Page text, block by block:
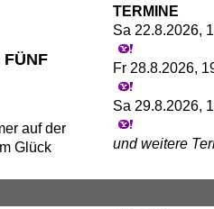
über
Knopf,
Siehe
Theatersaal
D-14467
FÜNF
auf der
Glück
TERMINE
Sa 22.8.2026,
Fr 28.8.2026,
Sa 29.8.2026,
und weitere
ORT